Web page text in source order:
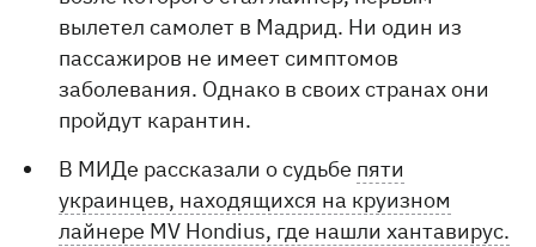
вылетел самолет в Мадрид. Ни один из
пассажиров не имеет симптомов
заболевания. Однако в своих странах они
пройдут карантин.
В МИДе рассказали о судьбе пяти
украинцев, находящихся на круизном
лайнере MV Hondius, где нашли хантавирус.